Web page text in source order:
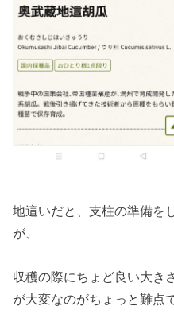
地這いだと、支柱の準備を
が、
収穫の際にちょど良い大き
が大変なのがちょっと難点